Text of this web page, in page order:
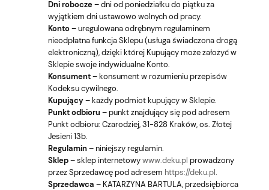
Dni robocze– dni od poniedziałku do piątku za
wyjątkiem dni ustawowo wolnych od pracy.
Konto– uregulowana odrębnym regulaminem
nieodpłatna funkcja Sklepu (usługa świadczona drogą
elektroniczną), dzięki której Kupujący może założyć w
Sklepie swoje indywidualne Konto.
Konsument– konsument w rozumieniu przepisów
Kodeksu cywilnego.
Kupujący– każdy podmiot kupujący w Sklepie.
Punkt odbioru – punkt znajdujący się pod adresem
Punkt odbioru: Czarodziej, 31-828 Kraków, os. Złotej
Jesieni 13b.
Regulamin– niniejszy regulamin.
Sklep– sklep internetowywww.deku.pl prowadzony
przez Sprzedawcę pod adresem https://deku.pl.
Sprzedawca – KATARZYNA BARTULA, przedsiębiorca